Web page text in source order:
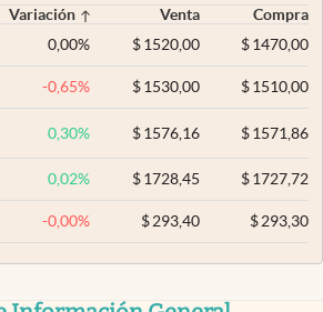
Variación Venta
Compra
0,00% $ 1520,00 $1470,00
-0,65% $ 1530,00 $1510,00
0,30% $ 1576,16 $1571,86
0,02% $ 1728,45 $1727,72
-0,00% $293,40 $293,30